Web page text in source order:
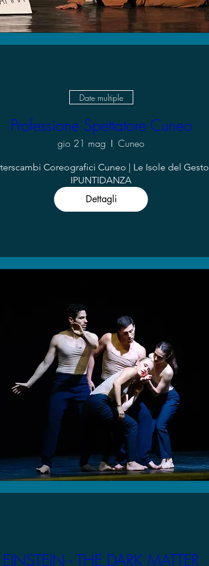
Date multiple
Professione Spettatore Cuneo
gio 21 mag Cuneo
Coreografici Cuneo | Le Isole del Gesto
IPUNTIDANZA
Dettagli
EINSTEIN - THE DARK MATTER